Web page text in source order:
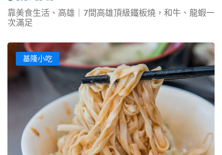
靠美食生活、高雄｜7間高雄頂級鐵板燒，和牛、龍蝦一
次滿足
基隆小吃